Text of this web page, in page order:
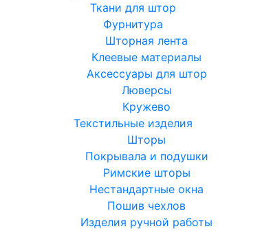
Ткани для штор
Фурнитура
Шторная лента
Клеевые материалы
Аксессуары для штор
Люверсы
Кружево
Текстильные изделия
Шторы
Покрывала и подушки
Римские шторы
Нестандартные окна
Пошив чехлов
Изделия ручной работы